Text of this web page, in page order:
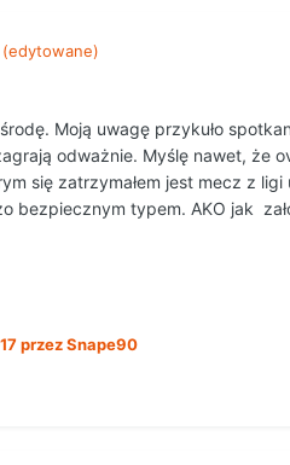
(edytowane)
Moją uwagę przykuło
odważnie. Myślę nawet,
się zatrzymałem jest mecz z
bezpiecznym typem. AKO jak
przez Snape90